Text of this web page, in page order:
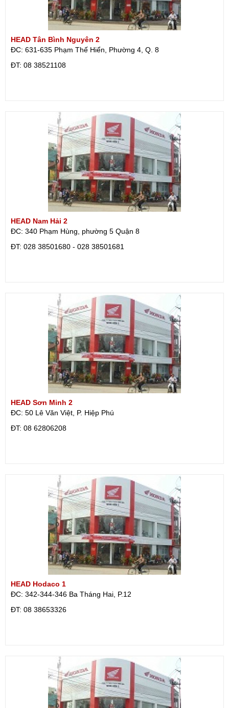
HEAD Tân Bình Nguyên 2
ĐC: 631-635 Phạm Thế Hiển, Phường 4, Q. 8
ÐT: 08 38521108
HEAD Nam Hải 2
ĐC: 340 Phạm Hùng, phường 5 Quận 8
ÐT: 028 38501680 - 028 38501681
HEAD Sơn Minh 2
ĐC: 50 Lê Văn Việt, P. Hiệp Phú
ÐT: 08 62806208
HEAD Hodaco 1
ĐC: 342-344-346 Ba Tháng Hai, P.12
ÐT: 08 38653326